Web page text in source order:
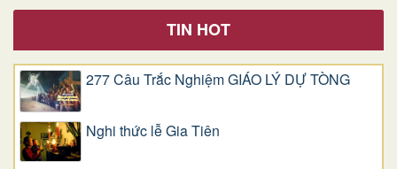
TIN HOT
277 Câu Trắc Nghiệm GIÁO LÝ DỰ TÒNG
Nghi thức lễ Gia Tiên